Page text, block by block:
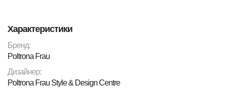
Характеристики
Бренд:
Poltrona Frau
Дизайнер:
Poltrona Frau Style & Design Centre